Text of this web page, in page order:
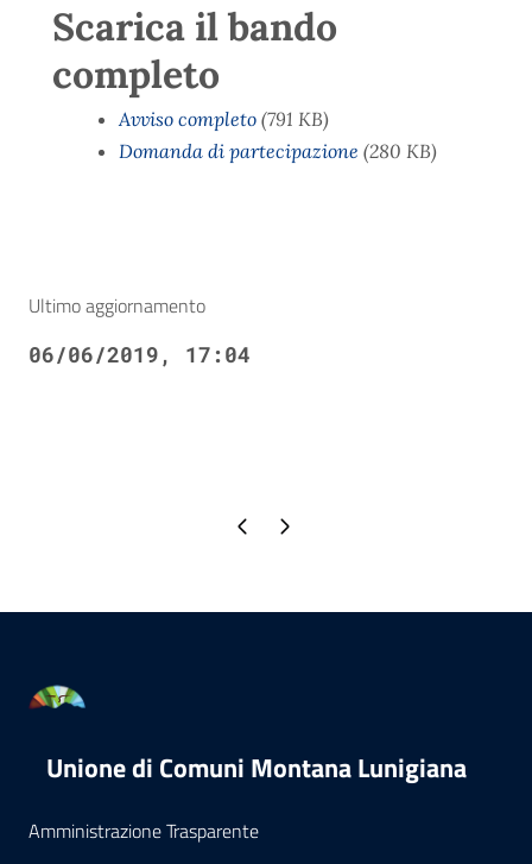
Scarica il bando
completo
Avviso completo (791 KB)
Domanda di partecipazione (280 KB)
Ultimo aggiornamento
06/06/2019, 17:04
Pagina precedente
Pagina successiva
Unione di Comuni Montana Lunigiana
Amministrazione Trasparente